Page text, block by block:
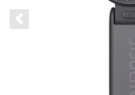
Previous slide